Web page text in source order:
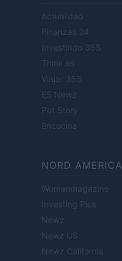
Actualidad
Finanzas 24
Investindo 365
Think.es
Viajar 365
ES Newz
Pet Story
Encocina
NORD AMERICA
Womanmagazine
Investing Plus
Newz
Newz US
Newz California